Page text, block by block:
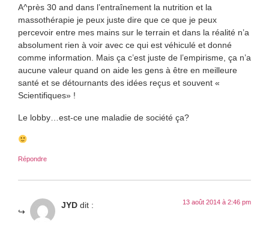
A^près 30 and dans l’entraînement la nutrition et la
massothérapie je peux juste dire que ce que je peux
percevoir entre mes mains sur le terrain et dans la réalité n’a
absolument rien à voir avec ce qui est véhiculé et donné
comme information. Mais ça c’est juste de l’empirisme, ça n’a
aucune valeur quand on aide les gens à être en meilleure
santé et se détournants des idées reçus et souvent «
Scientifiques» !
Le lobby…est-ce une maladie de société ça?
Répondre
JYD dit : 13 août 2014 à 2:46 pm